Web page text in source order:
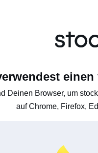
Deinen Browser, um
auf Chrome, Firefox,